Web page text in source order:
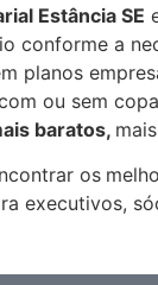
Estância SE
conforme a
planos
ou sem
baratos,
os
executivos,